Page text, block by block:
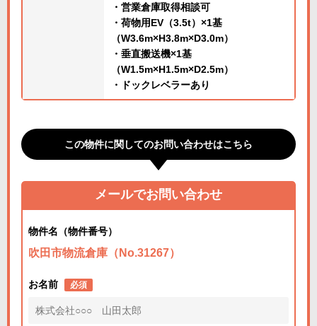
・営業倉庫取得相談可
・荷物用EV（3.5t）×1基
（W3.6m×H3.8m×D3.0m）
・垂直搬送機×1基
（W1.5m×H1.5m×D2.5m）
・ドックレベラーあり
この物件に関してのお問い合わせはこちら
メールでお問い合わせ
物件名（物件番号）
吹田市物流倉庫（No.31267）
お名前 必須